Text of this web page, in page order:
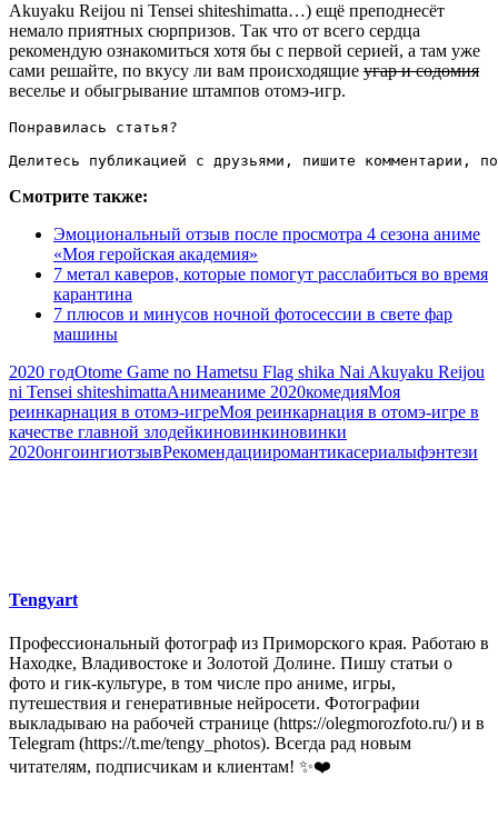
Akuyaku Reijou ni Tensei shiteshimatta…) ещё преподнесёт
немало приятных сюрпризов. Так что от всего сердца
рекомендую ознакомиться хотя бы с первой серией, а там уже
сами решайте, по вкусу ли вам происходящие угар и содомия
веселье и обыгрывание штампов отомэ-игр.
Понравилась статья?
Делитесь публикацией с друзьями, пишите комментарии,
Смотрите также:
Эмоциональный отзыв после просмотра 4 сезона аниме
«Моя геройская академия»
7 метал каверов, которые помогут расслабиться во время
карантина
7 плюсов и минусов ночной фотосессии в свете фар
машины
2020 годOtome Game no Hametsu Flag shika Nai Akuyaku Reijou
ni Tensei shiteshimattaАнимеаниме 2020комедияМоя
реинкарнация в отомэ-игреМоя реинкарнация в отомэ-игре в
качестве главной злодейкиновинкиновинки
2020онгоингиотзывРекомендацииромантикасериалыфэнтези
Tengyart
Профессиональный фотограф из Приморского края. Работаю в
Находке, Владивостоке и Золотой Долине. Пишу статьи о
фото и гик-культуре, в том числе про аниме, игры,
путешествия и генеративные нейросети. Фотографии
выкладываю на рабочей странице (https://olegmorozfoto.ru/) и в
Telegram (https://t.me/tengy_photos). Всегда рад новым
читателям, подписчикам и клиентам! ✨❤️